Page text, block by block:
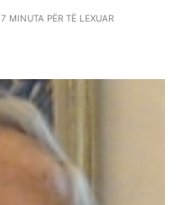
7 MINUTA PËR TË LEXUAR